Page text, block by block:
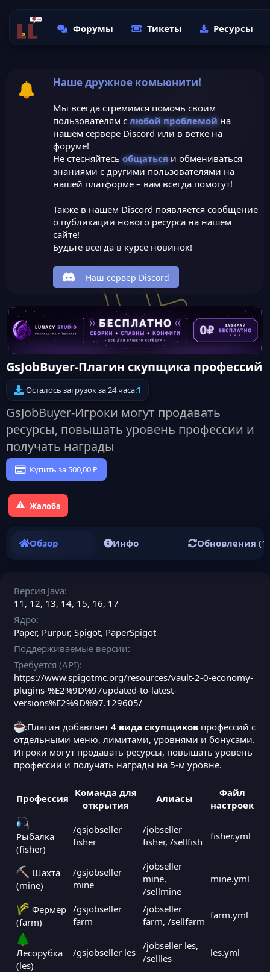
Форумы Тикеты Ресурсы
Наше дружное комьюнити!
Мы всегда стремимся помочь своим
пользователям с любой проблемойна
нашем сервере Discord или в ветке на
форуме!
Не стесняйтесь общатьсяи обмениваться
знаниями с другими пользователями на
нашей платформе – вам всегда помогут!
Также в нашем Discord появляется сообщение
о публикации нового ресурса на нашем
сайте!
Будьте всегда в курсе новинок!
Наш сервер Discord
GsJobBuyer-Плагин скупщика профессий
Осталось загрузок за 24 часа:1
GsJobBuyer-Игроки могут продавать
ресурсы, повышать уровень профессии и
получать награды
Купить за 500,00 ₽
Жалоба
Обзор Инфо Обновления (1)
Версия Java
11 12 13 14 15 16 17
Ядро
Paper Purpur Spigot PaperSpigot
Поддерживаемые версии
Требуется (API)
https://www.spigotmc.org/resources/vault-2-0-economy-
plugins-%E2%9D%97updated-to-latest-
versions%E2%9D%97.129605/
Плагин добавляет 4 вида скупщиков профессий с
отдельными меню, лимитами, уровнями и бонусами.
Игроки могут продавать ресурсы, повышать уровень
профессии и получать награды на 5-м уровне.
Профессия Команда для
открытия
Алиасы
Файл
настроек
Рыбалка
(fisher)
/gsjobseller
fisher
/jobseller
fisher, /sellfish
fisher.yml
Шахта
(mine)
/gsjobseller
mine
/jobseller
mine,
/sellmine
mine.yml
Фермер
(farm)
/gsjobseller
farm
/jobseller
farm, /sellfarm
farm.yml
Лесорубка
(les)
/gsjobseller les
/jobseller les,
/sellles
les.yml